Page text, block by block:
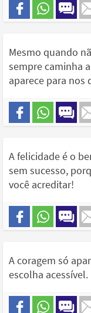
Mesmo quando
sempre caminha
aparece para nos
A felicidade é o
sem sucesso,
você acreditar!
A coragem só
escolha acessível.